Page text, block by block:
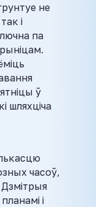
не
і
па
ў
шляхціча
часоў,
і